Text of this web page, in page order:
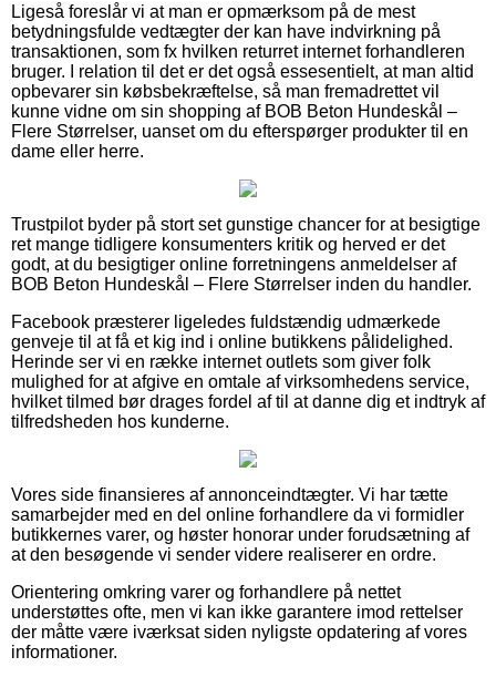
Ligeså foreslår vi at man er opmærksom på de mest
betydningsfulde vedtægter der kan have indvirkning på
transaktionen, som fx hvilken returret internet forhandleren
bruger. I relation til det er det også essesentielt, at man altid
opbevarer sin købsbekræftelse, så man fremadrettet vil
kunne vidne om sin shopping af BOB Beton Hundeskål –
Flere Størrelser, uanset om du efterspørger produkter til en
dame eller herre.
Trustpilot byder på stort set gunstige chancer for at besigtige
ret mange tidligere konsumenters kritik og herved er det
godt, at du besigtiger online forretningens anmeldelser af
BOB Beton Hundeskål – Flere Størrelser inden du handler.
Facebook præsterer ligeledes fuldstændig udmærkede
genveje til at få et kig ind i online butikkens pålidelighed.
Herinde ser vi en række internet outlets som giver folk
mulighed for at afgive en omtale af virksomhedens service,
hvilket tilmed bør drages fordel af til at danne dig et indtryk af
tilfredsheden hos kunderne.
Vores side finansieres af annonceindtægter. Vi har tætte
samarbejder med en del online forhandlere da vi formidler
butikkernes varer, og høster honorar under forudsætning af
at den besøgende vi sender videre realiserer en ordre.
Orientering omkring varer og forhandlere på nettet
understøttes ofte, men vi kan ikke garantere imod rettelser
der måtte være iværksat siden nyligste opdatering af vores
informationer.